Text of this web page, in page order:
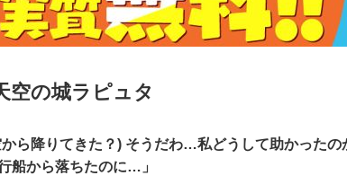
空の城ラピュタ
から降りてきた？) そうだわ…私どうして助かったの
行船から落ちたのに…」